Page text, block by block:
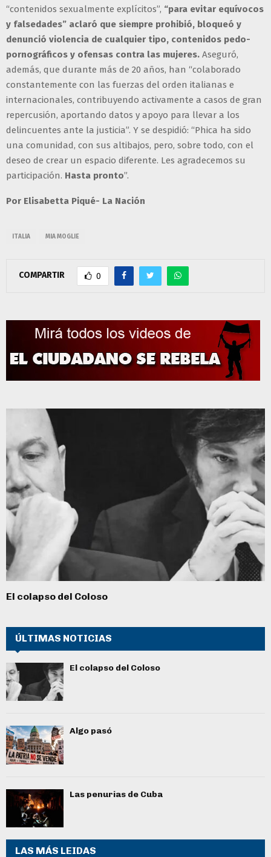
“contenidos sexualmente explícitos”, “para evitar equívocos
y falsedades” aclaró que siempre prohibió, bloqueó y
denunció violencia de cualquier tipo, contenidos pedo-
pornográficos y ofensas contra las mujeres. Aseguró,
además, que durante más de 20 años, han “colaborado
constantemente con las fuerzas del orden italianas e
internacionales, contribuyendo activamente a casos de gran
repercusión, aportando datos y apoyo para llevar a los
delincuentes ante la justicia”. Y se despidió: “Phica ha sido
una comunidad, con sus altibajos, pero, sobre todo, con el
deseo de crear un espacio diferente. Les agradecemos su
participación. Hasta pronto”.
Por Elisabetta Piqué- La Nación
ITALIA MIA MOGLIE
COMPARTIR 0
El colapso del Coloso
ÚLTIMAS NOTICIAS
El colapso del Coloso
Algo pasó
Las penurias de Cuba
LAS MÁS LEIDAS